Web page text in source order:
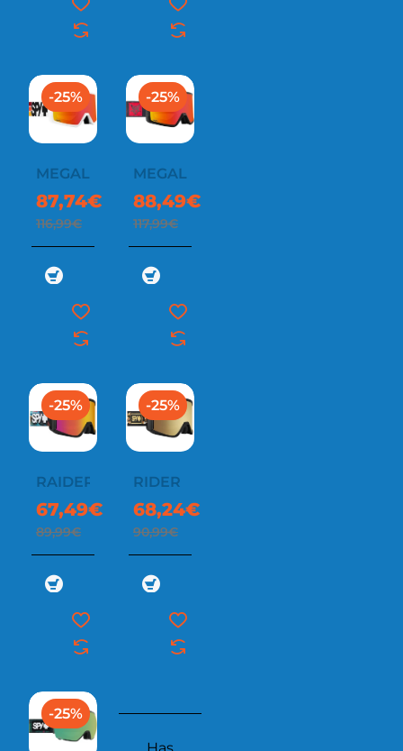
-25%
MEGALITH
87,74€
116,99€
-25%
MEGALITH
88,49€
117,99€
-25%
RAIDER
67,49€
89,99€
-25%
RIDER
68,24€
90,99€
-25%